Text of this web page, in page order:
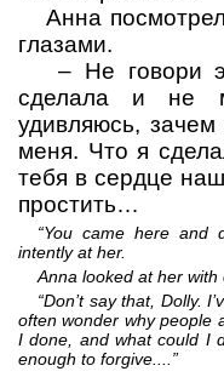
Анна
глазами.
– Не говори
сделала и не
удивляюсь, зачем
меня. Что я
тебя в сердце
простить…
“You came here and
intently at her.
Anna looked at her with
“Don’t say that, Dolly.
often wonder why people
I done, and what could I
enough to forgive....”